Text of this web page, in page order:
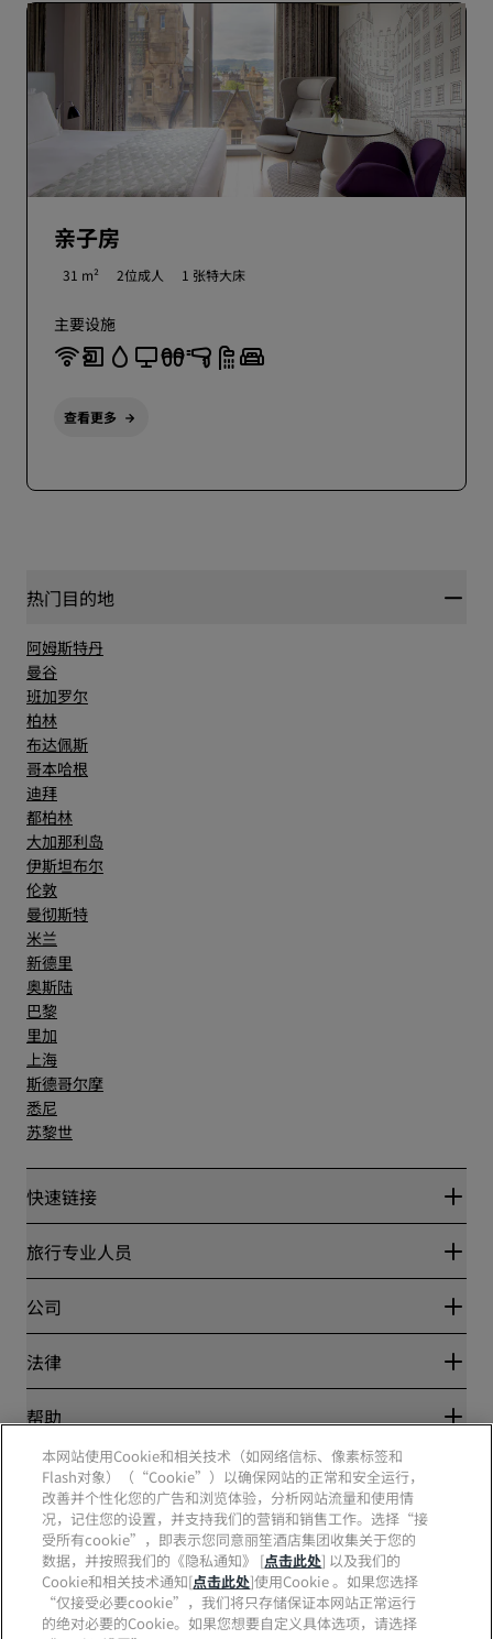
亲子房
31 m² 2位成人 1 张特大床
主要设施
查看更多
热门目的地
阿姆斯特丹
曼谷
班加罗尔
柏林
布达佩斯
哥本哈根
迪拜
都柏林
大加那利岛
伊斯坦布尔
伦敦
曼彻斯特
米兰
新德里
奥斯陆
巴黎
里加
上海
斯德哥尔摩
悉尼
苏黎世
快速链接
丽赏会
Blog
目的地
丽笙酒店集团APP
体育认证酒店
家庭友好型酒店
旅行专业人员
合作伙伴
公司
丽笙酒店集团
工作机会 RHG
工作机会 PPHE
工作机会 EHL
The Club by RHG
发展机会
责任经营
采购
法律
隐私中心
丽赏会条款和条件
网站使用协议
数字无障碍
现代奴隶制声明
帮助
消费者警示
联系方式
常见问题
网站地图
社交媒体
丽笙酒店集团品牌
本网站使用Cookie和相关技术（如网络信标、像素标签和
Flash对象）（“Cookie”）以确保网站的正常和安全运行，
改善并个性化您的广告和浏览体验，分析网站流量和使用情
况，记住您的设置，并支持我们的营销和销售工作。选择“接
受所有cookie”，即表示您同意丽笙酒店集团收集关于您的
数据，并按照我们的《隐私通知》 [点击此处] 以及我们的
Cookie和相关技术通知[点击此处]使用Cookie 。如果您选择
“仅接受必要cookie”，我们将只存储保证本网站正常运行
的绝对必要的Cookie。如果您想要自定义具体选项，请选择